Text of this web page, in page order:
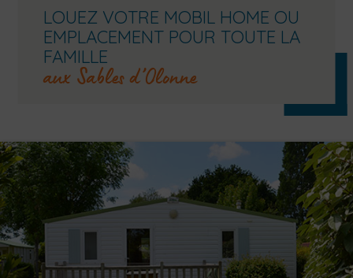
LOUEZ VOTRE MOBIL HOME OU
EMPLACEMENT POUR TOUTE LA
FAMILLE
aux Sables d’Olonne